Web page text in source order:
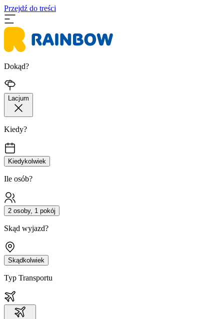
Przejdź do treści
Dokąd?
Lacjum
Kiedy?
Kiedykolwiek
Ile osób?
2 osoby, 1 pokój
Skąd wyjazd?
Skądkolwiek
Typ Transportu